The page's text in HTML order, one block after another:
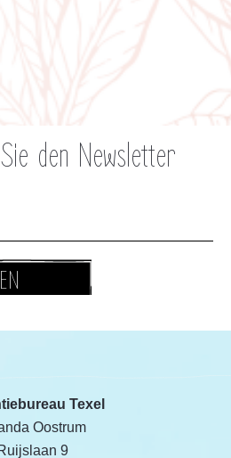
den Newsletter
Texel
Oostrum
9